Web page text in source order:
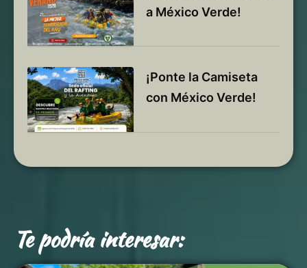
a México Verde!
¡Ponte la Camiseta
con México Verde!
Te podría interesar: